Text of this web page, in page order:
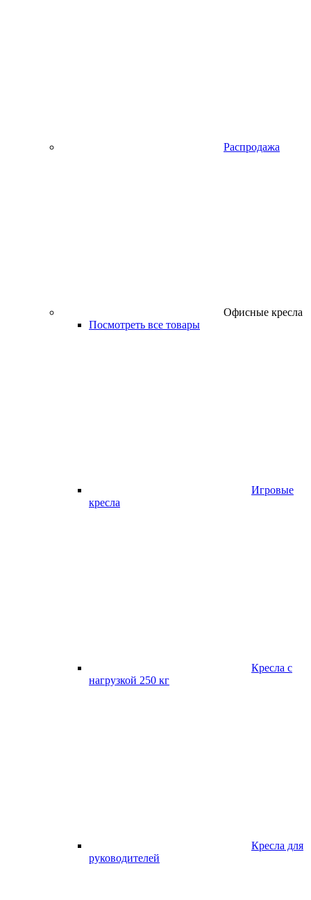
Распродажа
Офисные кресла
Посмотреть все товары
Игровые
кресла
Кресла с
нагрузкой 250 кг
Кресла для
руководителей